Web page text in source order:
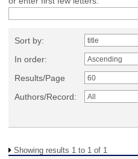
Sort by:
In order:
Results/Page
Authors/Record:
Showing results 1 to 1 of 1